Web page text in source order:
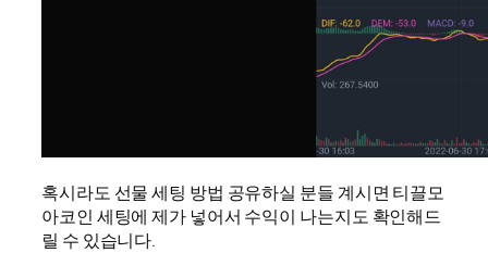
혹시라도 선물 세팅 방법 공유하실 분들 계시면 티끌모
아코인 세팅에 제가 넣어서 수익이 나는지도 확인해드
릴 수 있습니다.